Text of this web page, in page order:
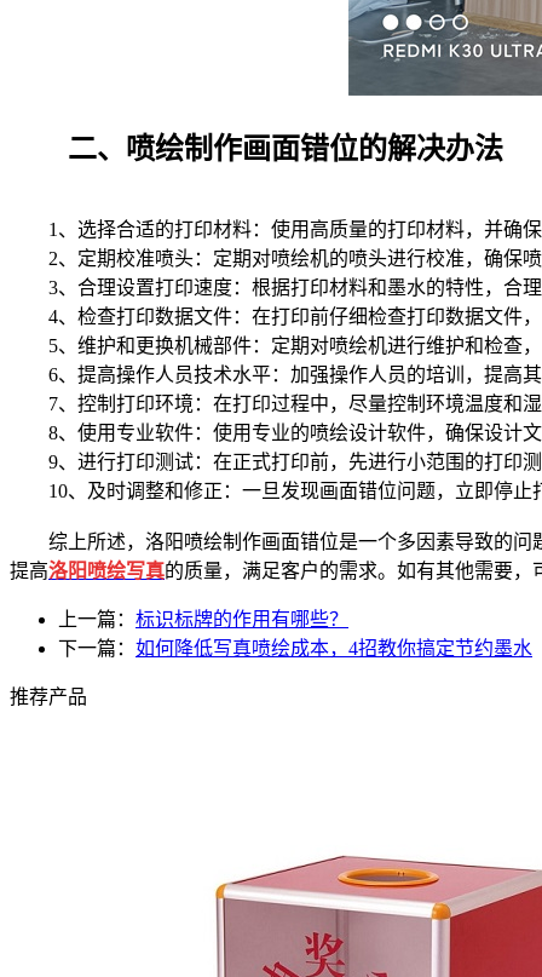
二、喷绘制作画面错位的解决办法
1、选择合适的打印材料：使用高质量的打印材料，并
2、定期校准喷头：定期对喷绘机的喷头进行校准，确保
3、合理设置打印速度：根据打印材料和墨水的特性，合
4、检查打印数据文件：在打印前仔细检查打印数据文件
5、维护和更换机械部件：定期对喷绘机进行维护和检查
6、提高操作人员技术水平：加强操作人员的培训，提高
7、控制打印环境：在打印过程中，尽量控制环境温度和
8、使用专业软件：使用专业的喷绘设计软件，确保设
9、进行打印测试：在正式打印前，先进行小范围的打
10、及时调整和修正：一旦发现画面错位问题，立即停止
综上所述，洛阳喷绘制作画面错位是一个多因素导致的问
提高洛阳喷绘写真的质量，满足客户的需求。如有其他需要
上一篇： 标识标牌的作用有哪些？
下一篇： 如何降低写真喷绘成本，4招教你搞定节约墨水
推荐产品